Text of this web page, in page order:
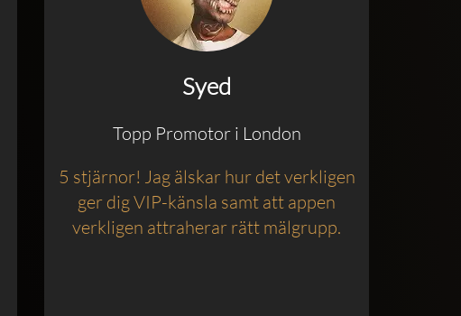
Syed
Topp Promotor i London
5 stjärnor! Jag älskar hur det verkligen
ger dig VIP-känsla samt att appen
verkligen attraherar rätt mälgrupp.